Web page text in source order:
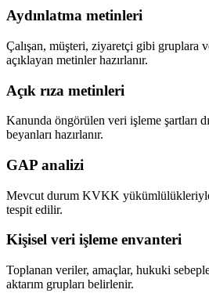
Aydınlatma metinleri
Çalışan, müşteri, ziyaretçi gibi gruplara
açıklayan metinler hazırlanır.
Açık rıza metinleri
Kanunda öngörülen veri işleme şartları
beyanları hazırlanır.
GAP analizi
Mevcut durum KVKK yükümlülükleriyle
tespit edilir.
Kişisel veri işleme envanteri
Toplanan veriler, amaçlar, hukuki
aktarım grupları belirlenir.